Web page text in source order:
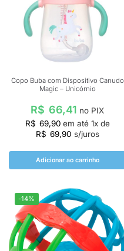
Copo Buba com Dispositivo Canudo
Magic – Unicórnio
R$ 66,41 no PIX
R$ 69,90 em até 1x de
R$ 69,90 s/juros
Adicionar ao carrinho
-14%